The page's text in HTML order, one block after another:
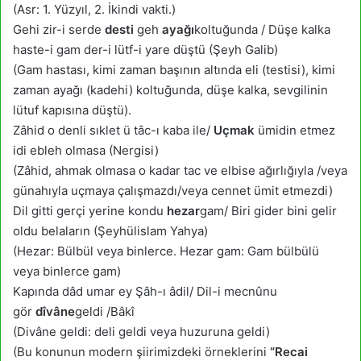
(Asr: 1. Yüzyıl, 2. İkindi vakti.)
Gehi zir-i serde desti geh ayağıkoltuğunda / Düşe kalka
haste-i gam der-i lütf-i yare düştü (Şeyh Galib)
(Gam hastası, kimi zaman başının altında eli (testisi), kimi
zaman ayağı (kadehi) koltuğunda, düşe kalka, sevgilinin
lütuf kapısına düştü).
Zâhid o denli sıklet ü tâc-ı kaba ile/ Uçmak ümidin etmez
idi ebleh olmasa (Nergisi)
(Zâhid, ahmak olmasa o kadar tac ve elbise ağırlığıyla /veya
günahıyla uçmaya çalışmazdı/veya cennet ümit etmezdi)
Dil gitti gerçi yerine kondu hezargam/ Biri gider bini gelir
oldu belaların (Şeyhülislam Yahya)
(Hezar: Bülbül veya binlerce. Hezar gam: Gam bülbülü
veya binlerce gam)
Kapında dâd umar ey Şâh-ı âdil/ Dil-i mecnûnu
gör dîvânegeldi /Bâkî
(Divâne geldi: deli geldi veya huzuruna geldi)
(Bu konunun modern şiirimizdeki örneklerini “Recai